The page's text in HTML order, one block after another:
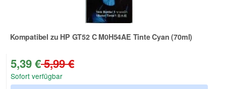
Kompatibel zu HP GT52 C M0H54AE Tinte Cyan (70ml)
Zur Artikelbewertung
5,39 €5,99 €
Sofort verfügbar